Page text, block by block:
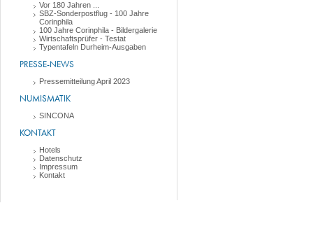
Vor 180 Jahren ...
SBZ-Sonderpostflug - 100 Jahre
Corinphila
100 Jahre Corinphila - Bildergalerie
Wirtschaftsprüfer - Testat
Typentafeln Durheim-Ausgaben
PRESSE-NEWS
Pressemitteilung April 2023
NUMISMATIK
SINCONA
KONTAKT
Hotels
Datenschutz
Impressum
Kontakt